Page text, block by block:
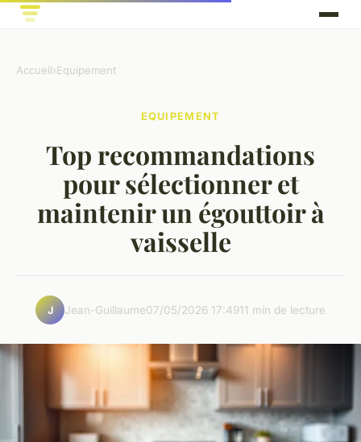
Accueil›Equipement
EQUIPEMENT
Top recommandations
pour sélectionner et
maintenir un égouttoir à
vaisselle
J Jean-Guillaume07/05/2026 17:4911 min de lecture